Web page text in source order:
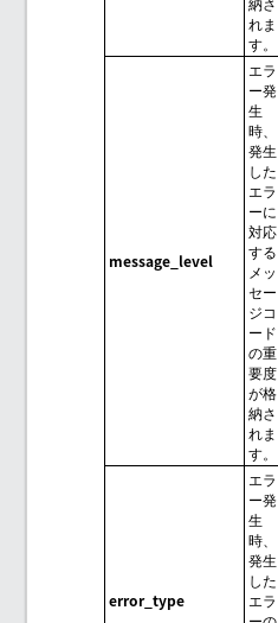
れま
す。
message_level
エラ
ー発
生
時、
発生
した
エラ
ーに
対応
する
メッ
セー
ジコ
ード
の重
要度
が格
納さ
れま
す。
error_type
エラ
ー発
生
時、
発生
した
エラ